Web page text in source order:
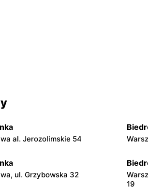
al. Jerozolimskie 54
ul. Grzybowska 32
19